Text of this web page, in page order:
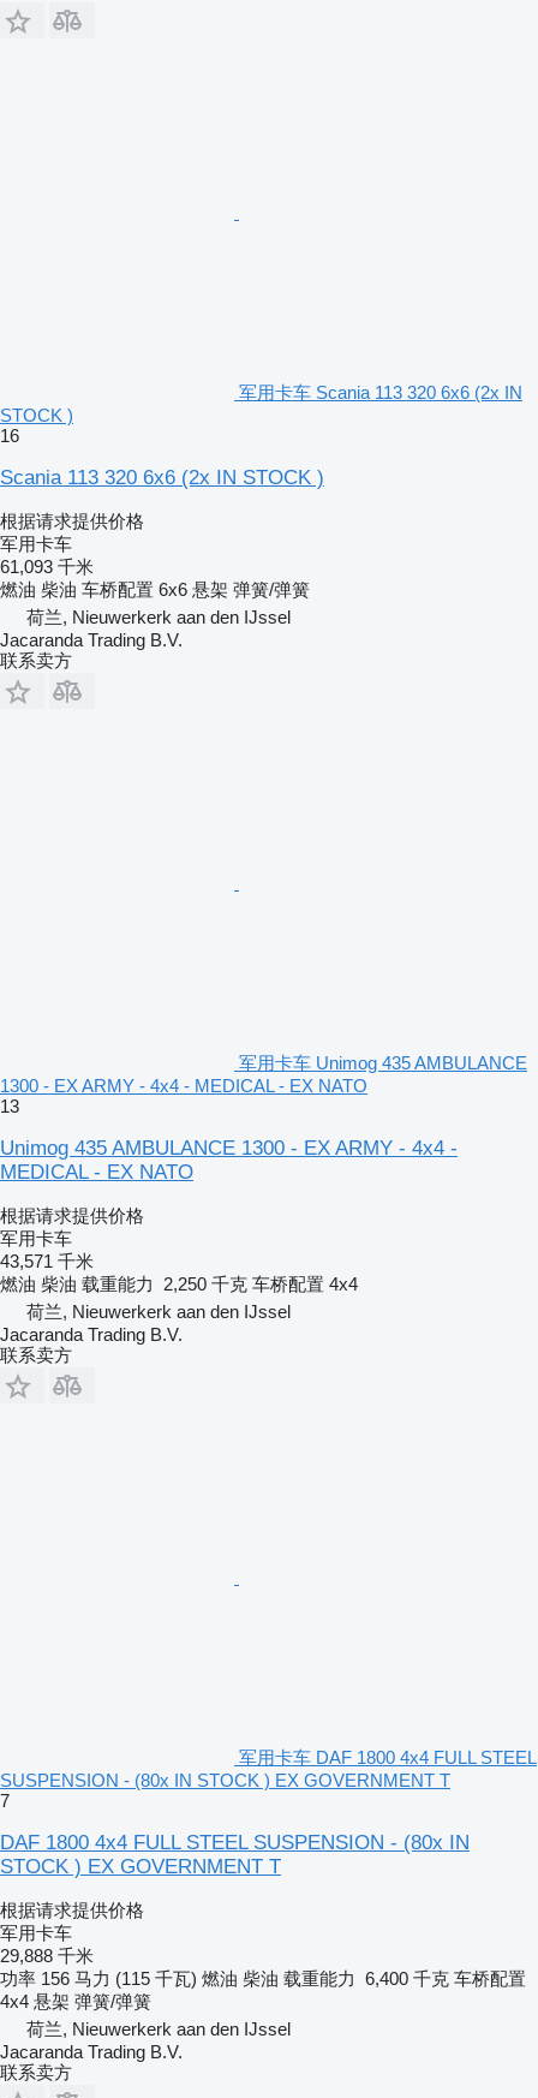
军用卡车 Scania 113 320 6x6 (2x IN
STOCK )
16
Scania 113 320 6x6 (2x IN STOCK )
根据请求提供价格
军用卡车
61,093 千米
燃油 柴油 车桥配置 6x6 悬架 弹簧/弹簧
荷兰, Nieuwerkerk aan den IJssel
Jacaranda Trading B.V.
联系卖方
军用卡车 Unimog 435 AMBULANCE
1300 - EX ARMY - 4x4 - MEDICAL - EX NATO
13
Unimog 435 AMBULANCE 1300 - EX ARMY - 4x4 -
MEDICAL - EX NATO
根据请求提供价格
军用卡车
43,571 千米
燃油 柴油 载重能力 2,250 千克 车桥配置 4x4
荷兰, Nieuwerkerk aan den IJssel
Jacaranda Trading B.V.
联系卖方
军用卡车 DAF 1800 4x4 FULL STEEL
SUSPENSION - (80x IN STOCK ) EX GOVERNMENT T
7
DAF 1800 4x4 FULL STEEL SUSPENSION - (80x IN
STOCK ) EX GOVERNMENT T
根据请求提供价格
军用卡车
29,888 千米
功率 156 马力 (115 千瓦) 燃油 柴油 载重能力 6,400 千克 车桥配置
4x4 悬架 弹簧/弹簧
荷兰, Nieuwerkerk aan den IJssel
Jacaranda Trading B.V.
联系卖方